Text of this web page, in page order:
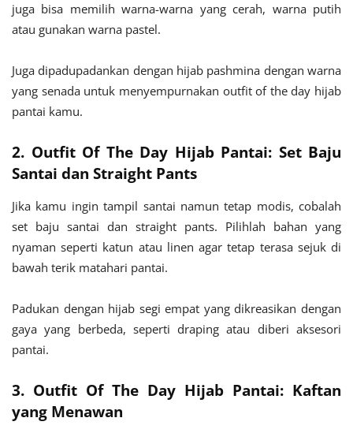
juga bisa memilih warna-warna yang cerah, warna putih
atau gunakan warna pastel.
Juga dipadupadankan dengan hijab pashmina dengan warna
yang senada untuk menyempurnakan outfit of the day hijab
pantai kamu.
2. Outfit Of The Day Hijab Pantai: Set Baju
Santai dan Straight Pants
Jika kamu ingin tampil santai namun tetap modis, cobalah
set baju santai dan straight pants. Pilihlah bahan yang
nyaman seperti katun atau linen agar tetap terasa sejuk di
bawah terik matahari pantai.
Padukan dengan hijab segi empat yang dikreasikan dengan
gaya yang berbeda, seperti draping atau diberi aksesori
pantai.
3. Outfit Of The Day Hijab Pantai: Kaftan
yang Menawan